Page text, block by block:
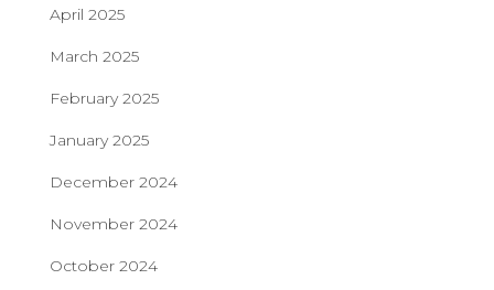
April 2025
March 2025
February 2025
January 2025
December 2024
November 2024
October 2024